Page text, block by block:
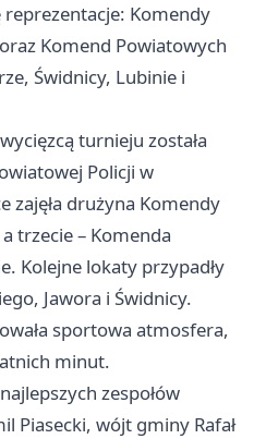
reprezentacje: Komendy
Komend Powiatowych
Świdnicy, Lubinie i
turnieju została
Policji w
zajęła drużyna Komendy
trzecie – Komenda
Kolejne lokaty przypadły
Jawora i Świdnicy.
sportowa atmosfera,
minut.
zespołów
Piasecki, wójt gminy Rafał